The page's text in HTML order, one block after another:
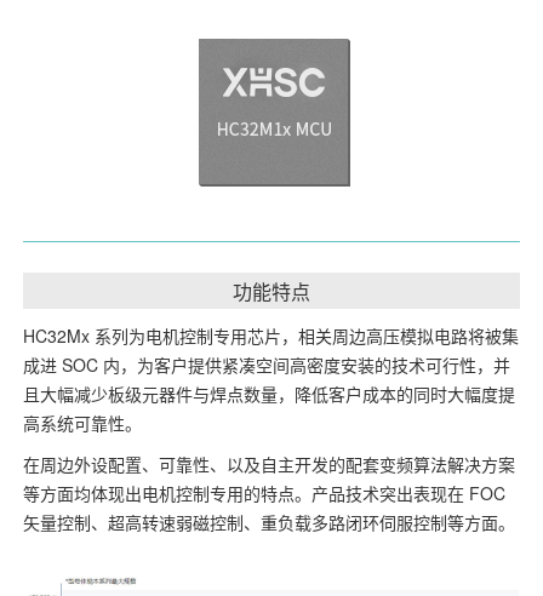
功能特点
HC32Mx 系列为电机控制专用芯片，相关周边高压模拟电路将被集
成进 SOC 内，为客户提供紧凑空间高密度安装的技术可行性，并
且大幅减少板级元器件与焊点数量，降低客户成本的同时大幅度提
高系统可靠性。
在周边外设配置、可靠性、以及自主开发的配套变频算法解决方案
等方面均体现出电机控制专用的特点。产品技术突出表现在 FOC
矢量控制、超高转速弱磁控制、重负载多路闭环伺服控制等方面。